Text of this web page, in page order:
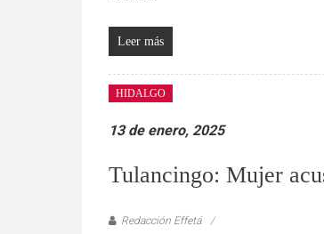
Leer más
HIDALGO
13 de enero, 2025
Tulancingo: Mujer
Redacción Effetá